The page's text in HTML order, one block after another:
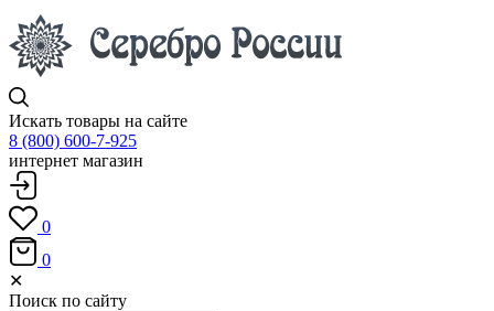
Искать товары на сайте
8 (800) 600-7-925
интернет магазин
0
0
✕
Поиск по сайту